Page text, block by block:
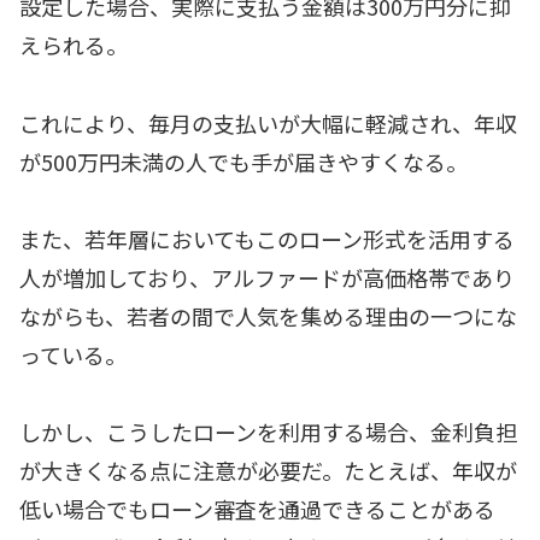
えられる。
これにより、毎月の支払いが大幅に軽減され、年収
が500万円未満の人でも手が届きやすくなる。
また、若年層においてもこのローン形式を活用する
人が増加しており、アルファードが高価格帯であり
ながらも、若者の間で人気を集める理由の一つにな
っている。
しかし、こうしたローンを利用する場合、金利負担
が大きくなる点に注意が必要だ。たとえば、年収が
低い場合でもローン審査を通過できることがある